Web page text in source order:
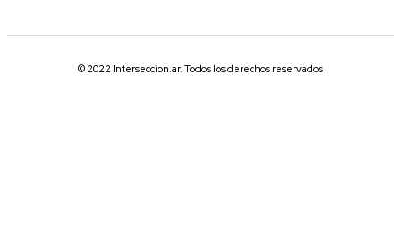
© 2022 Interseccion.ar. Todos los derechos reservados